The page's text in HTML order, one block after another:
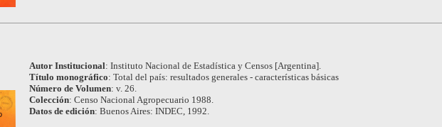
Autor Institucional: Instituto Nacional de Estadística y Censos [Argentina].
Título monográfico: Total del país: resultados generales - características básicas
Número de Volumen: v. 26.
Colección: Censo Nacional Agropecuario 1988.
Datos de edición: Buenos Aires: INDEC, 1992.